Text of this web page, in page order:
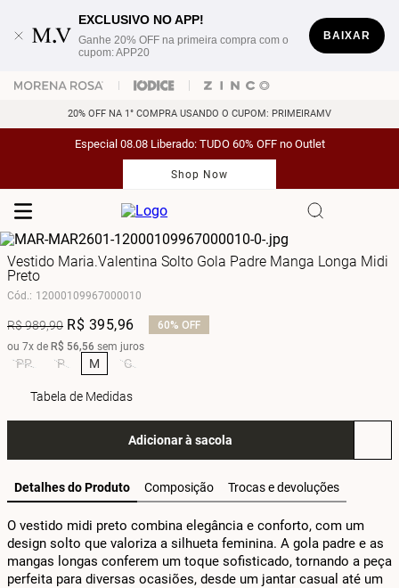
EXCLUSIVO NO APP!
Ganhe 20% OFF na primeira compra com o
cupom: APP20
BAIXAR
20% OFF NA 1° COMPRA USANDO O CUPOM: PRIMEIRAMV
Especial 08.08 Liberado: TUDO 60% OFF no Outlet
Shop Now
Vestido Maria.Valentina Solto Gola Padre Manga Longa Midi
Preto
Cód.: 12000109967000010
R$989,90 R$ 395,96 60% OFF
ou 7x de R$ 56,56 sem juros
PP P M G
Tabela de Medidas
Adicionar à sacola
Detalhes do Produto Composição Trocas e devoluções
O vestido midi preto combina elegância e conforto, com um
design solto que valoriza a silhueta feminina. A gola padre e as
mangas longas conferem um toque sofisticado, tornando a peça
perfeita para diversas ocasiões, desde um jantar casual até um